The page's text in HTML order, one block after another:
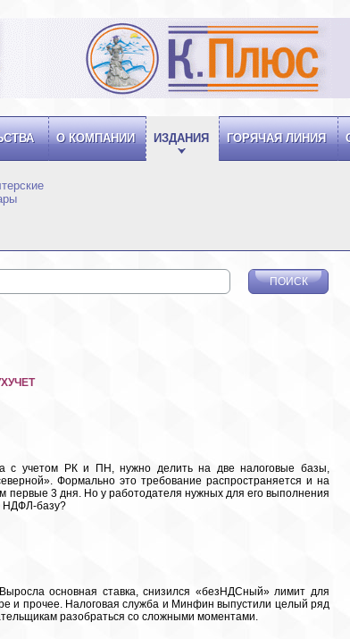
О КОМПАНИИ ИЗДАНИЯ ГОРЯЧАЯ ЛИНИЯ
с учетом РК и ПН, нужно делить на две налоговые базы,
Формально это требование распространяется и на
первые 3 дня. Но у работодателя нужных для его выполнения
НДФЛ-базу?
основная ставка, снизился «безНДСный» лимит для
и прочее. Налоговая служба и Минфин выпустили целый ряд
разобраться со сложными моментами.